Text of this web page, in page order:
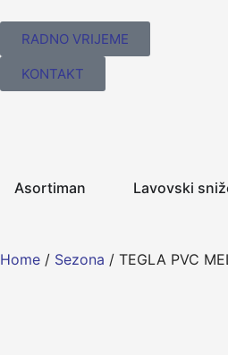
RADNO VRIJEME
KONTAKT
Asortiman Lavovski
Home / Sezona / TEGLA PVC